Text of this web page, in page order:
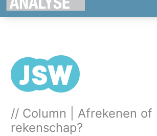
// Column | Afrekenen of
rekenschap?